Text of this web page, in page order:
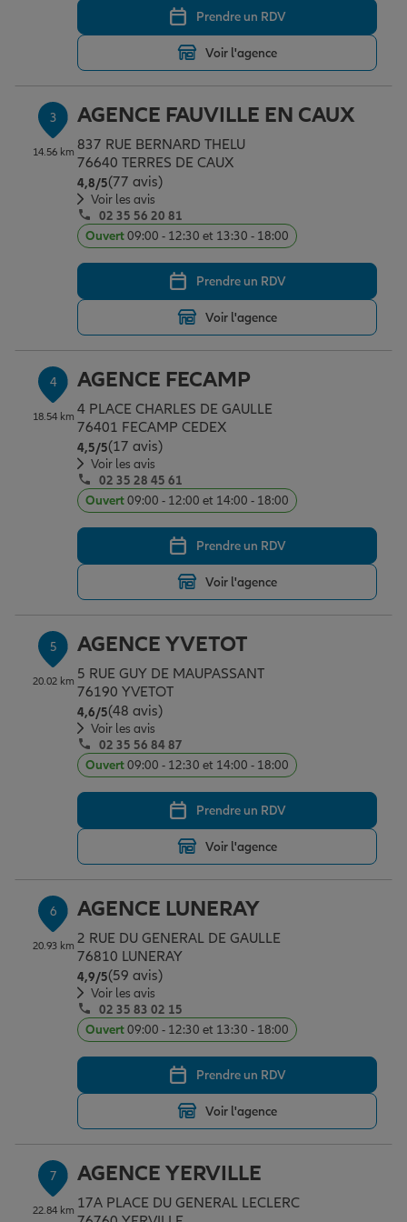
Garantie des accidents de la vie
Assurance scolaire
Protection juridique
Tous nos devis d'assurance
Prendre un RDV
Voir l'agence
3
14.56 km
AGENCE FAUVILLE EN CAUX
837 RUE BERNARD THELU
76640 TERRES DE CAUX
4,8/5Note de 4.8 sur 5
(77 avis)
Voir les avis
02 35 56 20 81
Ouvert09:00 - 12:30 et 13:30 - 18:00
Prendre un RDV
Voir l'agence
4
18.54 km
AGENCE FECAMP
4 PLACE CHARLES DE GAULLE
76401 FECAMP CEDEX
4,5/5Note de 4.5 sur 5
(17 avis)
Voir les avis
02 35 28 45 61
Ouvert09:00 - 12:00 et 14:00 - 18:00
Prendre un RDV
Voir l'agence
5
20.02 km
AGENCE YVETOT
5 RUE GUY DE MAUPASSANT
76190 YVETOT
4,6/5Note de 4.6 sur 5
(48 avis)
Voir les avis
02 35 56 84 87
Ouvert09:00 - 12:30 et 14:00 - 18:00
Prendre un RDV
Voir l'agence
6
20.93 km
AGENCE LUNERAY
2 RUE DU GENERAL DE GAULLE
76810 LUNERAY
4,9/5Note de 4.9 sur 5
(59 avis)
Voir les avis
02 35 83 02 15
Ouvert09:00 - 12:30 et 13:30 - 18:00
Prendre un RDV
Voir l'agence
7
22.84 km
AGENCE YERVILLE
17A PLACE DU GENERAL LECLERC